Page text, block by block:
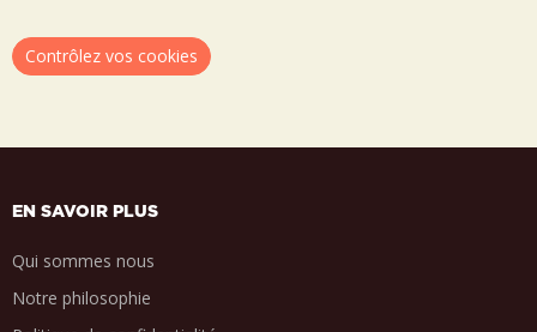
Contrôlez vos cookies
EN SAVOIR PLUS
Qui sommes nous
Notre philosophie